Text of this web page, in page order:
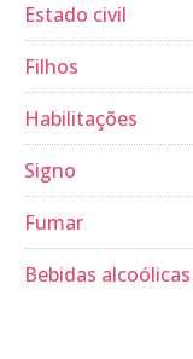
Estado civil
Filhos
Habilitações
Signo
Fumar
Bebidas alcoólicas